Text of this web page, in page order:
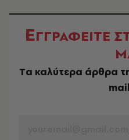
ΕΓΓΡΑΦΕΙΤΕ
Tα καλύτερα άρθρα